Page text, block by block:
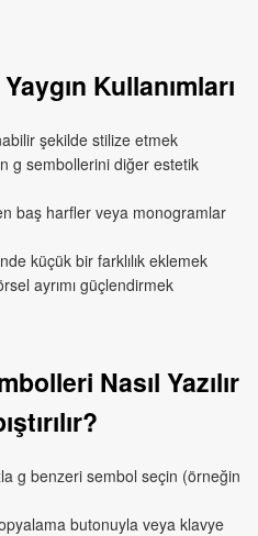
Kullanımları
şekilde stilize etmek
g sembollerini diğer estetik
baş harfler veya monogramlar
küçük bir farklılık eklemek
ayrımı güçlendirmek
Nasıl Yazılır
g benzeri sembol seçin (örneğin
butonuyla veya klavye